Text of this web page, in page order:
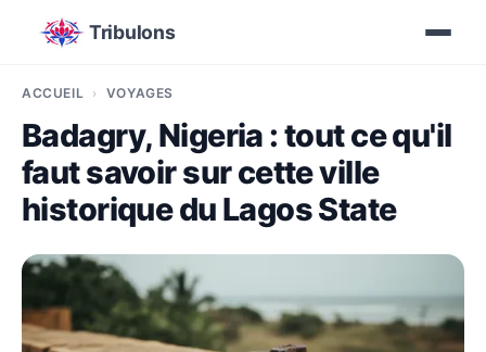
Tribulons
ACCUEIL VOYAGES
Badagry, Nigeria : tout ce qu'il
faut savoir sur cette ville
historique du Lagos State